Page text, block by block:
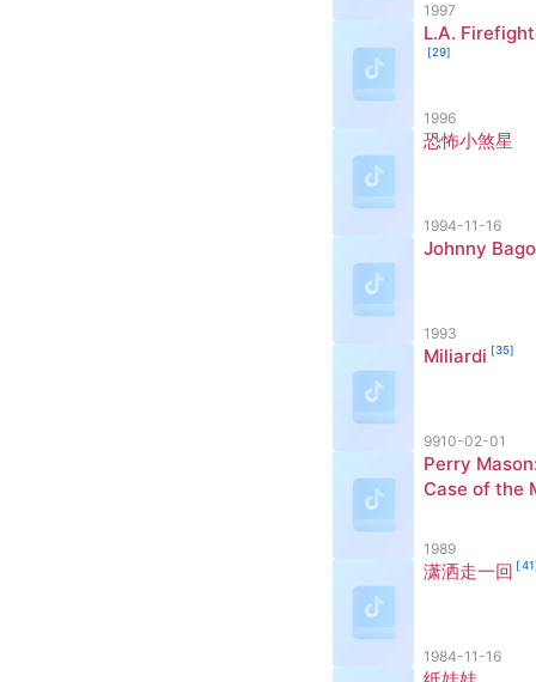
1997
L.A.
[29]
1996
恐怖小煞星
1994-11-16
Johnny Bago
1993
Miliardi [35]
9910-02-01
Perry
Case of the
1989
潇洒走一回 [41
1984-11-16